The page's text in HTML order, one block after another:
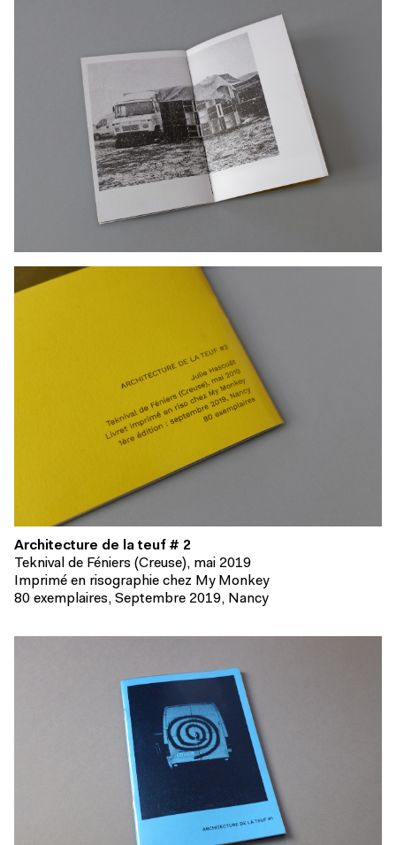
Architecture de la teuf # 2
Teknival de Féniers (Creuse), mai 2019
Imprimé en risographie chez My Monkey
80 exemplaires, Septembre 2019, Nancy